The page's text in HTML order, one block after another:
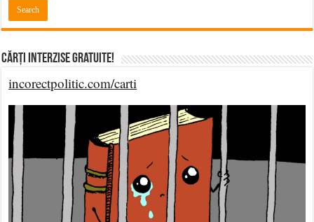
Cărți Interzise Gratuite!
incorectpolitic.com/carti